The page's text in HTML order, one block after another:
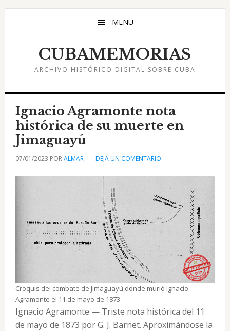
Saltar
Saltar
Saltar
MENU
CUBAMEMORIAS
ARCHIVO HISTÓRICO DIGITAL SOBRE CUBA
Ignacio Agramonte nota
histórica de su muerte en
Jimaguayú
07/01/2023 PORALMAR DEJA UN COMENTARIO
Croquis del combate de Jimaguayú donde murió Ignacio
Agramonte el 11 de mayo de 1873.
Ignacio Agramonte — Triste nota histórica del 11
de mayo de 1873 por G. J. Barnet. Aproximándose la